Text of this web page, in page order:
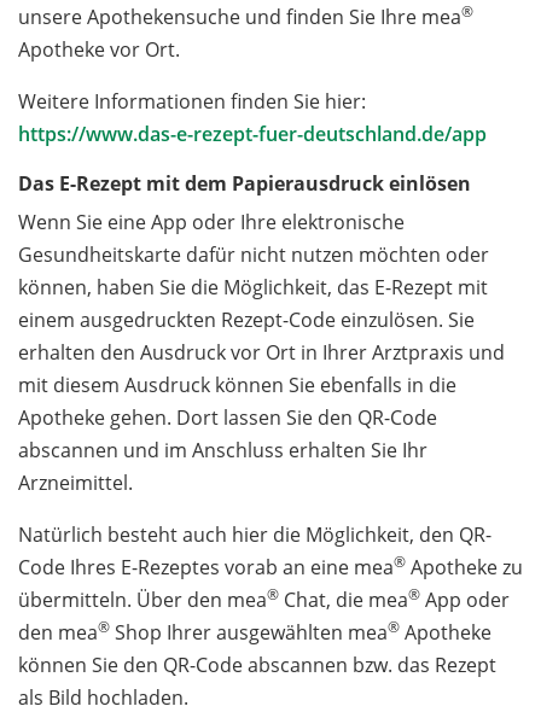
unsere Apothekensuche und finden Sie Ihre mea®
Apotheke vor Ort.
Weitere Informationen finden Sie hier:
https://www.das-e-rezept-fuer-deutschland.de/app
Das E-Rezept mit dem Papierausdruck einlösen
Wenn Sie eine App oder Ihre elektronische
Gesundheitskarte dafür nicht nutzen möchten oder
können, haben Sie die Möglichkeit, das E-Rezept mit
einem ausgedruckten Rezept-Code einzulösen. Sie
erhalten den Ausdruck vor Ort in Ihrer Arztpraxis und
mit diesem Ausdruck können Sie ebenfalls in die
Apotheke gehen. Dort lassen Sie den QR-Code
abscannen und im Anschluss erhalten Sie Ihr
Arzneimittel.
Natürlich besteht auch hier die Möglichkeit, den QR-
Code Ihres E-Rezeptes vorab an eine mea® Apotheke zu
übermitteln. Über den mea® Chat, die mea® App oder
den mea® Shop Ihrer ausgewählten mea® Apotheke
können Sie den QR-Code abscannen bzw. das Rezept
als Bild hochladen.